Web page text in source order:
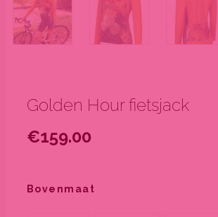
Golden Hour fietsjack
€159.00
Bovenmaat
fietsjack